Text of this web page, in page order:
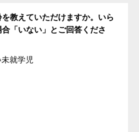
教えていただけますか。いら
「いない」とご回答くださ
就学児